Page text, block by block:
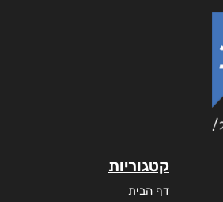
קטגוריות
דף הבית